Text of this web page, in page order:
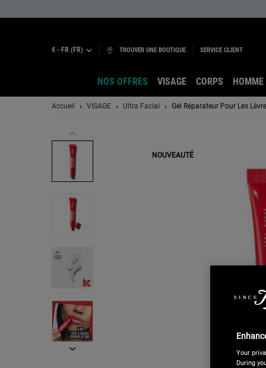
€ - FR (FR) TROUVER UNE BOUTIQUE SERVICE CLIENT
NOS OFFRES VISAGE CORPS HOMME
Accueil VISAGE Ultra Facial Gel Réparateur Pour Les
NOUVEAUTÉ
Your
During